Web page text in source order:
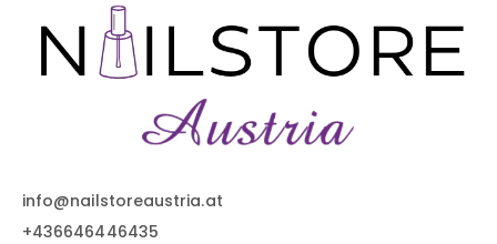
info@nailstoreaustria.at
+436646446435